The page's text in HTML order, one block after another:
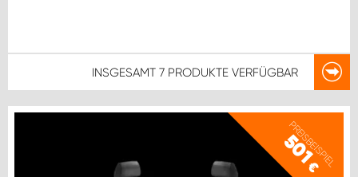
INSGESAMT 7 PRODUKTE VERFÜGBAR
PREISBEISPIEL
501
€